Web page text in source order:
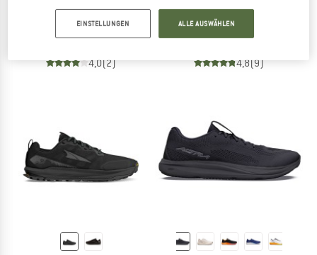
Lone Peak 9+ GTX
4,0(2)
Torin 8
4,8(9)
EINSTELLUNGEN ALLE AUSWÄHLEN